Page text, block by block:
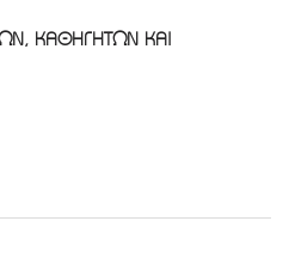
ΚΑΘΗΓΗΤΩΝ ΚΑΙ